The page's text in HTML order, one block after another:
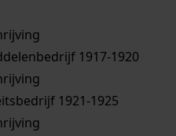
1917-1920
1921-1925